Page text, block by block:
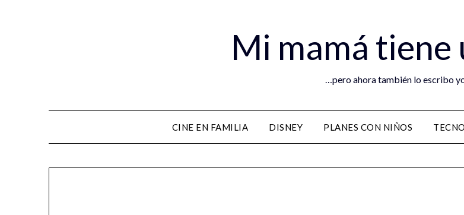
Mi mamá tiene
…pero ahora también lo escribo
CINE EN FAMILIA DISNEY PLANES CON NIÑOS